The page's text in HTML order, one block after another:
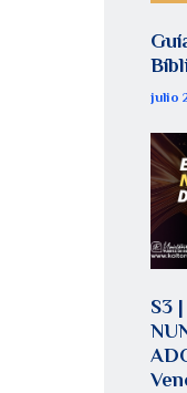
julio
S3